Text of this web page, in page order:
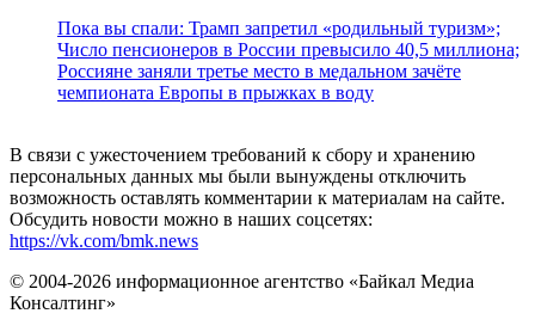
Пока вы спали: Трамп запретил «родильный туризм»;
Число пенсионеров в России превысило 40,5 миллиона;
Россияне заняли третье место в медальном зачёте
чемпионата Европы в прыжках в воду
В связи с ужесточением требований к сбору и хранению
персональных данных мы были вынуждены отключить
возможность оставлять комментарии к материалам на сайте.
Обсудить новости можно в наших соцсетях:
https://vk.com/bmk.news
© 2004-2026 информационное агентство «Байкал Медиа
Консалтинг»